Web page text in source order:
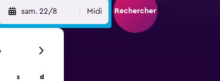
sam. 22/8 Midi Rechercher
s d